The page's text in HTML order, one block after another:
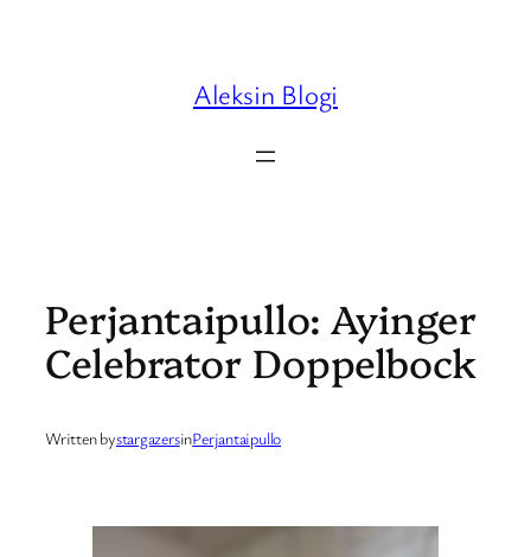
Aleksin Blogi
Perjantaipullo: Ayinger
Celebrator Doppelbock
Written bystargazersinPerjantaipullo